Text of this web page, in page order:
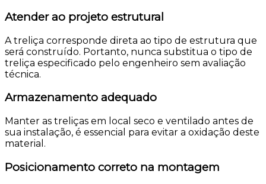
Atender ao projeto estrutural
A treliça corresponde direta ao tipo de estrutura que
será construído. Portanto, nunca substitua o tipo de
treliça especificado pelo engenheiro sem avaliação
técnica.
Armazenamento adequado
Manter as treliças em local seco e ventilado antes de
sua instalação, é essencial para evitar a oxidação deste
material.
Posicionamento correto na montagem